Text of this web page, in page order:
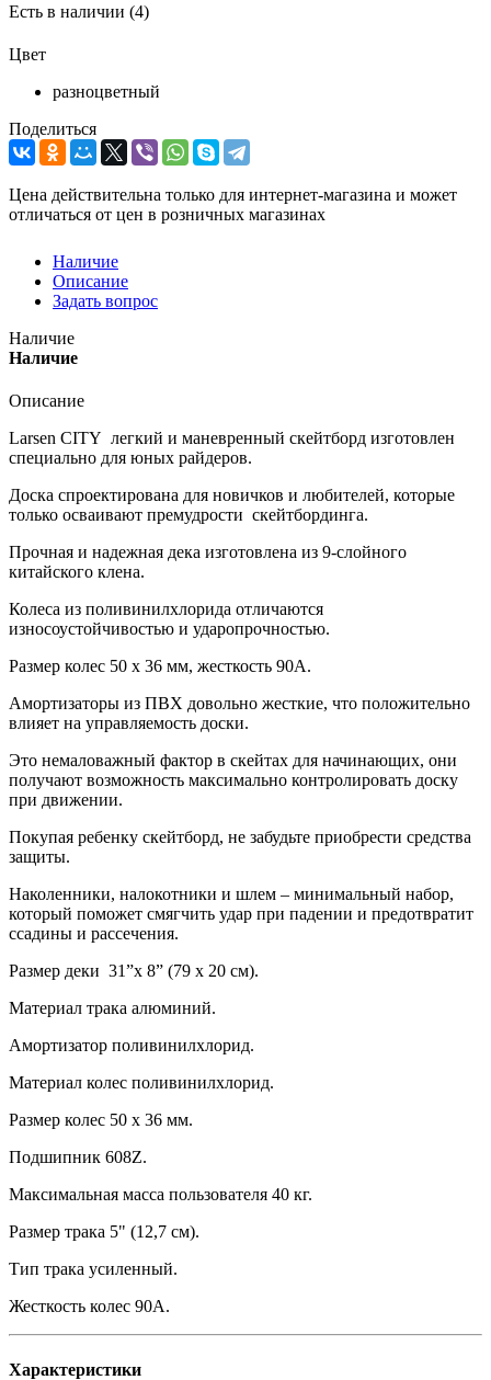
Есть в наличии (4)
Цвет
разноцветный
Поделиться
Цена действительна только для интернет-магазина и может
отличаться от цен в розничных магазинах
Наличие
Описание
Задать вопрос
Наличие
Наличие
Описание
Larsen CITY легкий и маневренный скейтборд изготовлен
специально для юных райдеров.
Доска спроектирована для новичков и любителей, которые
только осваивают премудрости скейтбординга.
Прочная и надежная дека изготовлена из 9-слойного
китайского клена.
Колеса из поливинилхлорида отличаются
износоустойчивостью и ударопрочностью.
Размер колес 50 x 36 мм, жесткость 90А.
Амортизаторы из ПВХ довольно жесткие, что положительно
влияет на управляемость доски.
Это немаловажный фактор в скейтах для начинающих, они
получают возможность максимально контролировать доску
при движении.
Покупая ребенку скейтборд, не забудьте приобрести средства
защиты.
Наколенники, налокотники и шлем – минимальный набор,
который поможет смягчить удар при падении и предотвратит
ссадины и рассечения.
Размер деки 31”х 8” (79 х 20 см).
Материал трака алюминий.
Амортизатор поливинилхлорид.
Материал колес поливинилхлорид.
Размер колес 50 х 36 мм.
Подшипник 608Z.
Максимальная масса пользователя 40 кг.
Размер трака 5" (12,7 см).
Тип трака усиленный.
Жесткость колес 90А.
Характеристики